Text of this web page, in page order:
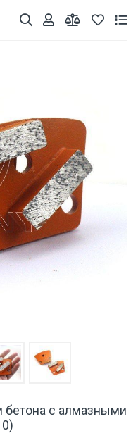
с алмазными